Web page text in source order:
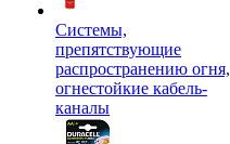
Системы,
препятствующие
распространению огня,
огнестойкие кабель-
каналы